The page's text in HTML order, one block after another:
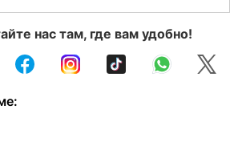
нас там, где вам удобно!